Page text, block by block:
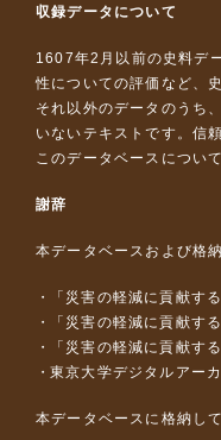
収録データについて
1607年2月以前の史料デ
性についての評価など、
それ以外のデータのうち
いないテキストです。信
このデータベースについて
謝辞
本データベースおよび格
「災害の軽減に貢献す
「災害の軽減に貢献す
「災害の軽減に貢献す
東京大学デジタルアー
本データベースに格納し